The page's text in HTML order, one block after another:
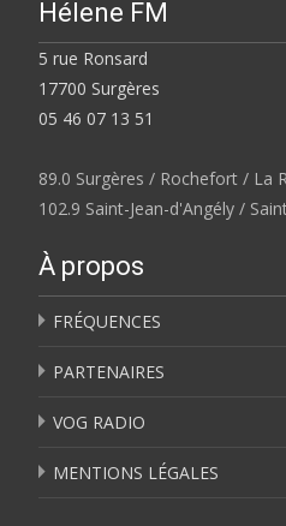
Hélene FM
5 rue Ronsard
17700 Surgères
05 46 07 13 51
89.0 Surgères / Rochefort / La
102.9 Saint-Jean-d'Angély /
À propos
FRÉQUENCES
PARTENAIRES
VOG RADIO
MENTIONS LÉGALES